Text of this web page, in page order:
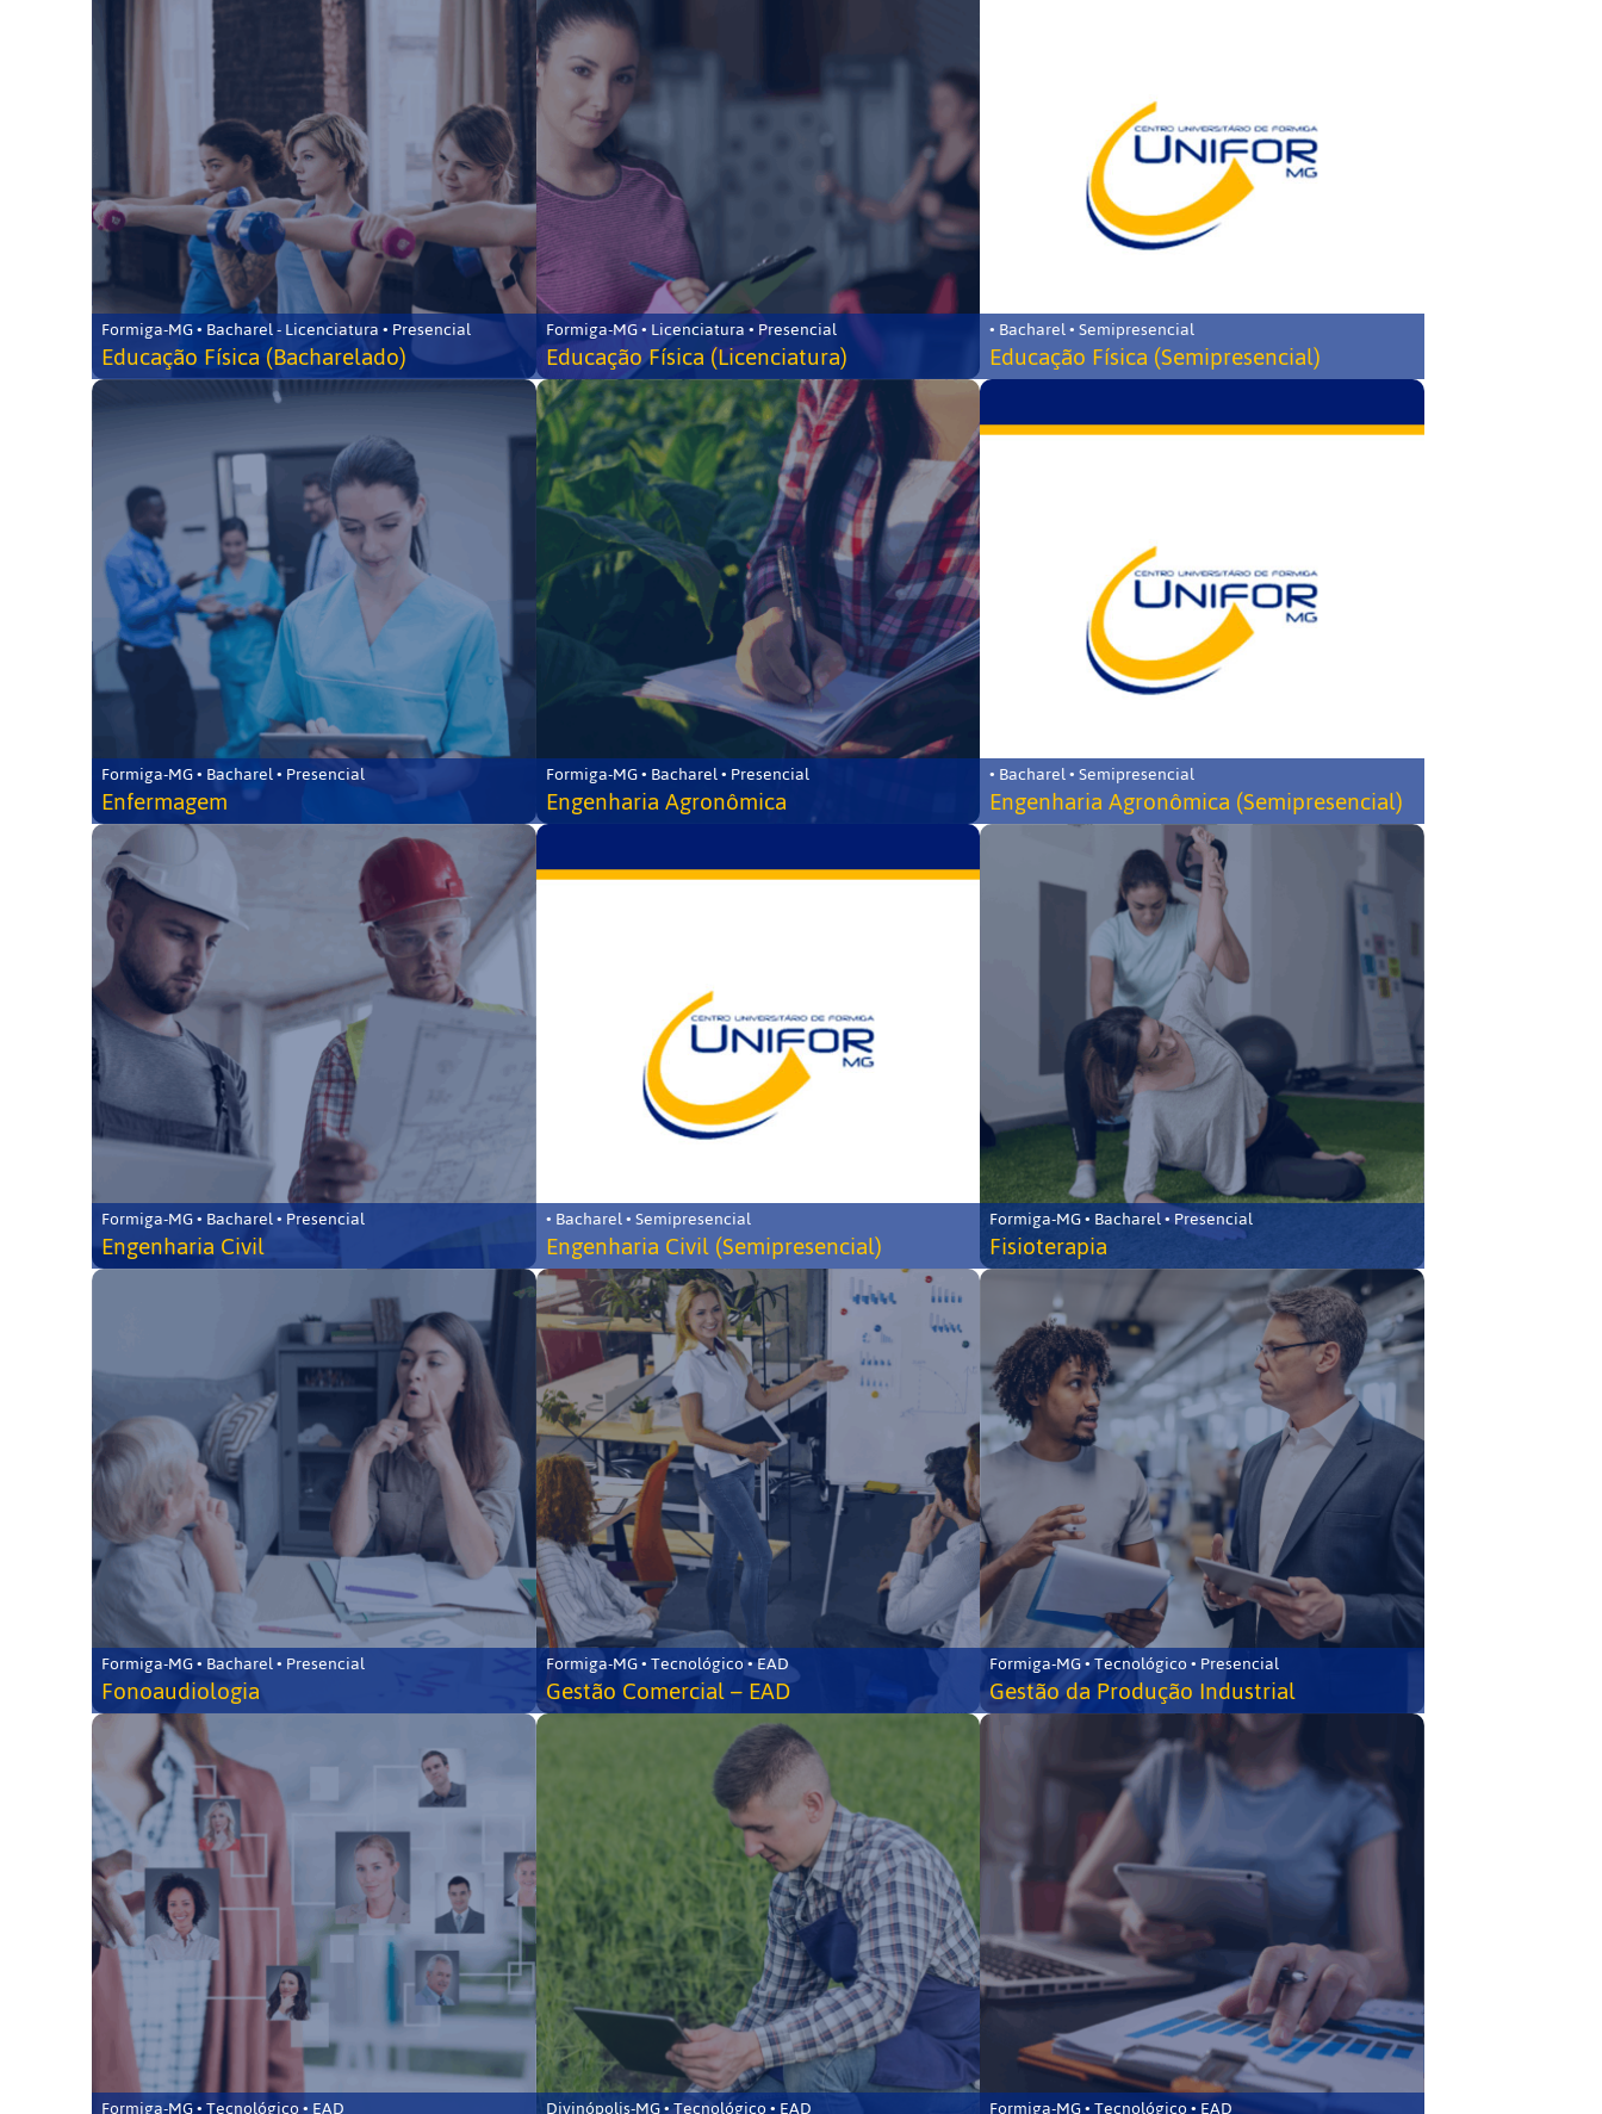
Formiga-MG • Bacharel - Licenciatura • Presencial
Educação Física (Bacharelado)
Formiga-MG • Licenciatura • Presencial
Educação Física (Licenciatura)
• Bacharel • Semipresencial
Educação Física (Semipresencial)
Formiga-MG • Bacharel • Presencial
Enfermagem
Formiga-MG • Bacharel • Presencial
Engenharia Agronômica
• Bacharel • Semipresencial
Engenharia Agronômica (Semipresencial)
Formiga-MG • Bacharel • Presencial
Engenharia Civil
• Bacharel • Semipresencial
Engenharia Civil (Semipresencial)
Formiga-MG • Bacharel • Presencial
Fisioterapia
Formiga-MG • Bacharel • Presencial
Fonoaudiologia
Formiga-MG • Tecnológico • EAD
Gestão Comercial – EAD
Formiga-MG • Tecnológico • Presencial
Gestão da Produção Industrial